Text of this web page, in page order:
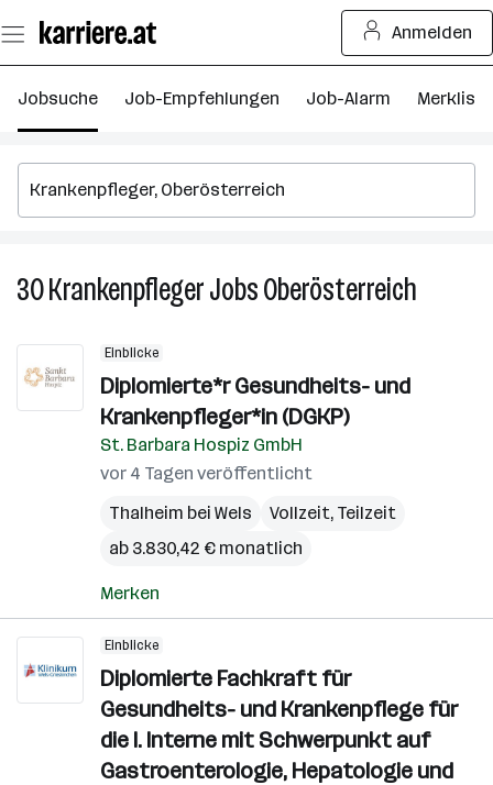
Seiteninhalt
springen
Anmelden
Jobsuche Job-Empfehlungen Job-Alarm Merkliste
30KrankenpflegerJobsOberösterreich
Einblicke
Diplomierte*r Gesundheits- und
Krankenpfleger*in (DGKP)
St. Barbara Hospiz GmbH
vor 4 Tagen veröffentlicht
Thalheim bei Wels
Vollzeit, Teilzeit
ab 3.830,42 € monatlich
Merken
Einblicke
Diplomierte Fachkraft für
Gesundheits- und Krankenpflege für
die I. Interne mit Schwerpunkt auf
Gastroenterologie, Hepatologie und